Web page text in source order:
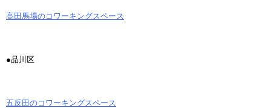
高田馬場のコワーキングスペース
●品川区
五反田のコワーキングスペース